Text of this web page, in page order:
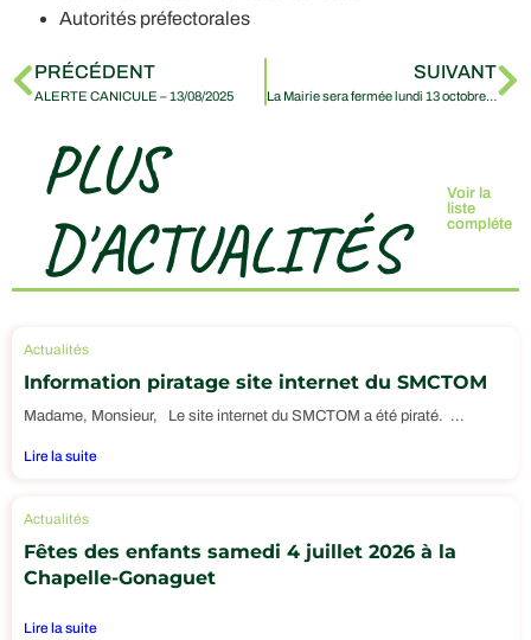
Autorités préfectorales
PRÉCÉDENT
ALERTE CANICULE – 13/08/2025
SUIVANT
La Mairie sera fermée lundi 13 octobre 2025
PLUS
D'ACTUALITÉS
Voir la
liste
compléte
Actualités
Information piratage site internet du SMCTOM
Madame, Monsieur, Le site internet du SMCTOM a été piraté. ...
Lire la suite
Actualités
Fêtes des enfants samedi 4 juillet 2026 à la
Chapelle-Gonaguet
Lire la suite